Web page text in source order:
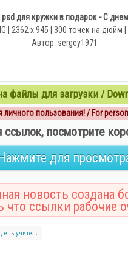
для кружки в подарок - С днем
| 2362 x 945 | 300 точек на дюйм
Автор: sergey1971
файлы для загрузки /
личного пользования! / For
ссылок, посмотрите
для
новость создана
что ссылки рабочие
день учителя